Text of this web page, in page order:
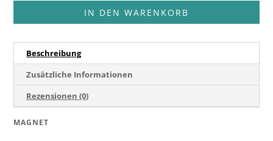
Ø
38
mm
Menge
IN DEN WARENKORB
Beschreibung
Zusätzliche Informationen
Rezensionen (0)
MAGNET